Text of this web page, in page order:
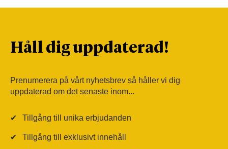
Håll dig uppdaterad!
Prenumerera på vårt nyhetsbrev så håller vi dig
uppdaterad om det senaste inom...
✔ Tillgång till unika erbjudanden
✔ Tillgång till exklusivt innehåll